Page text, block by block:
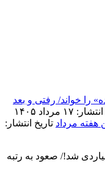
را خواند/ رفتی و بعد
۱۷ مرداد ۱۴۰۵
تاریخ انتشار:
زرنگ» ۶۲ میلیاردی شد!/ صعود به رتبه